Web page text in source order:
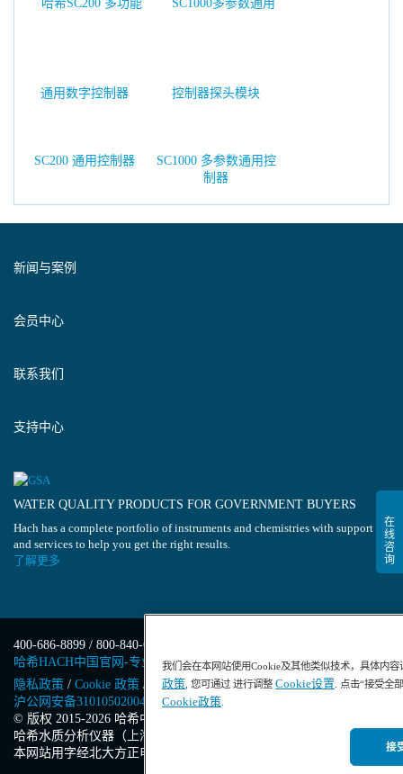
SC200 通用控制器
SC1000 多参数通用控
制器
新闻与案例
会员中心
联系我们
支持中心
WATER QUALITY PRODUCTS FOR GOVERNMENT BUYERS
Hach has a complete portfolio of instruments and chemistries with support
and services to help you get the right results.
了解更多
400-686-8899 / 800-840-6026
哈希HACH中国官网-专业水质分析仪器
隐私政策 / Cookie 政策 / Cookie 设置/沪ICP备13034148号-4/
沪公网安备31010502004971号/沪(浦)应急管危经许[2023]201871
© 版权 2015-2026 哈希中国版权所有
哈希水质分析仪器（上海）有限公司
本网站用字经北大方正电子有限公司授权许可
我们会在本网站使用Cookie及其他类似技术，具体内
政策, 您可通过 进行调整 Cookie设置. 点击“接受全
Cookie政策.
接